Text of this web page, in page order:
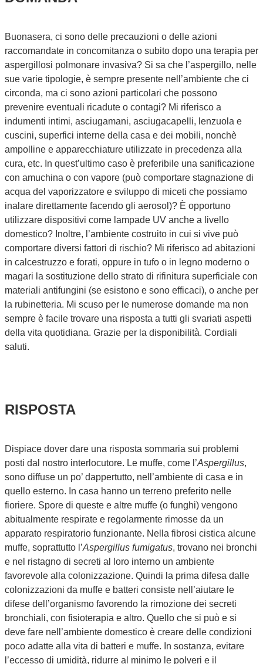
Buonasera, ci sono delle precauzioni o delle azioni
raccomandate in concomitanza o subito dopo una terapia per
aspergillosi polmonare invasiva? Si sa che l’aspergillo, nelle
sue varie tipologie, è sempre presente nell’ambiente che ci
circonda, ma ci sono azioni particolari che possono
prevenire eventuali ricadute o contagi? Mi riferisco a
indumenti intimi, asciugamani, asciugacapelli, lenzuola e
cuscini, superfici interne della casa e dei mobili, nonchè
ampolline e apparecchiature utilizzate in precedenza alla
cura, etc. In quest’ultimo caso è preferibile una sanificazione
con amuchina o con vapore (può comportare stagnazione di
acqua del vaporizzatore e sviluppo di miceti che possiamo
inalare direttamente facendo gli aerosol)? È opportuno
utilizzare dispositivi come lampade UV anche a livello
domestico? Inoltre, l’ambiente costruito in cui si vive può
comportare diversi fattori di rischio? Mi riferisco ad abitazioni
in calcestruzzo e forati, oppure in tufo o in legno moderno o
magari la sostituzione dello strato di rifinitura superficiale con
materiali antifungini (se esistono e sono efficaci), o anche per
la rubinetteria. Mi scuso per le numerose domande ma non
sempre è facile trovare una risposta a tutti gli svariati aspetti
della vita quotidiana. Grazie per la disponibilità. Cordiali
saluti.
RISPOSTA
Dispiace dover dare una risposta sommaria sui problemi
posti dal nostro interlocutore. Le muffe, come l’Aspergillus,
sono diffuse un po’ dappertutto, nell’ambiente di casa e in
quello esterno. In casa hanno un terreno preferito nelle
fioriere. Spore di queste e altre muffe (o funghi) vengono
abitualmente respirate e regolarmente rimosse da un
apparato respiratorio funzionante. Nella fibrosi cistica alcune
muffe, soprattutto l’Aspergillus fumigatus, trovano nei bronchi
e nel ristagno di secreti al loro interno un ambiente
favorevole alla colonizzazione. Quindi la prima difesa dalle
colonizzazioni da muffe e batteri consiste nell’aiutare le
difese dell’organismo favorendo la rimozione dei secreti
bronchiali, con fisioterapia e altro. Quello che si può e si
deve fare nell’ambiente domestico è creare delle condizioni
poco adatte alla vita di batteri e muffe. In sostanza, evitare
l’eccesso di umidità, ridurre al minimo le polveri e il